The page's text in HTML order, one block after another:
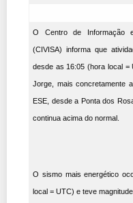
O Centro de Informação
(CIVISA) informa que
desde as 16:05 (hora local =
Jorge, mais concretamente
ESE, desde a Ponta dos
continua acima do normal.
O sismo mais energético
local = UTC) e teve